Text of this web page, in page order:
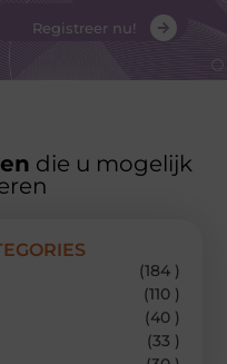
Registreer nu!
die u mogelijk
(184 )
(110 )
(40 )
(33 )